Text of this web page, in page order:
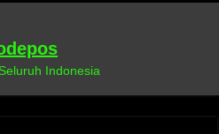
Indonesia